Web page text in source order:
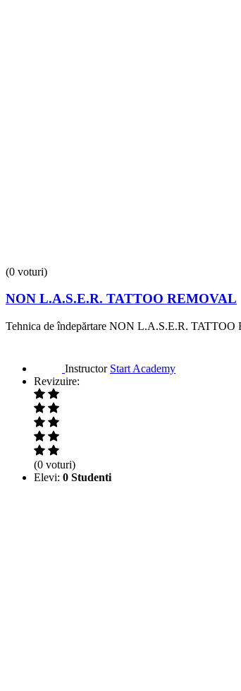
(0 voturi)
NON L.A.S.E.R. TATTOO REMOVAL
Tehnica de îndepărtare NON L.A.S.E.R. TATTOO
Instructor Start Academy
Revizuire:
(0 voturi)
Elevi: 0 Studenti